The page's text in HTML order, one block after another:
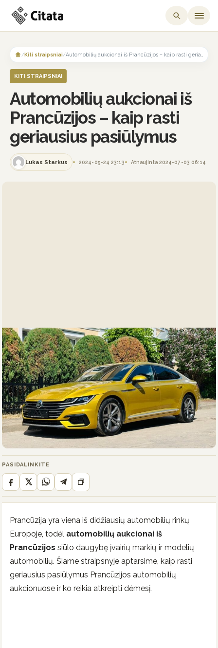
content
/Kiti straipsniai/
KITI STRAIPSNIAI
Automobilių aukcionai iš
Prancūzijos – kaip rasti
geriausius pasiūlymus
Lukas Starkus 2024-05-24 23:13 Atnaujinta 2024-07-03 06:14
PASIDALINKITE
Prancūzija yra viena iš didžiausių automobilių rinkų
Europoje, todėl automobilių aukcionai iš
Prancūzijos siūlo daugybę įvairių markių ir modelių
automobilių. Šiame straipsnyje aptarsime, kaip rasti
geriausius pasiūlymus Prancūzijos automobilių
aukcionuose ir ko reikia atkreipti dėmesį.